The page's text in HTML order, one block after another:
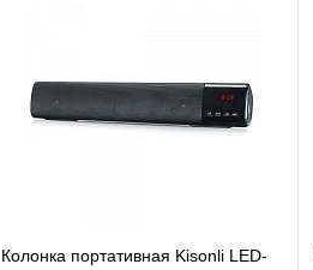
В избранное В наличии
Колонка портативная Kisonli LED-